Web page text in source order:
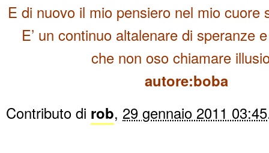
E di nuovo il mio pensiero nel mio cuore
E’ un continuo altalenare di speranze
che non oso chiamare
autore:boba
Contributo di rob, 29 gennaio 2011 03:45